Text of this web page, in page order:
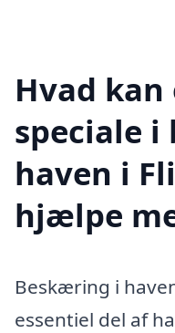
Hvad
speciale
haven i
hjælpe
Beskæring i
essentiel del af